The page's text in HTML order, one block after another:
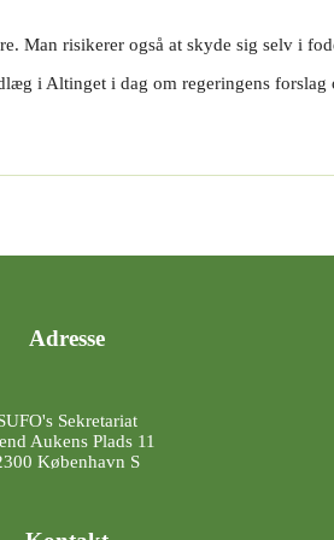
Man risikerer også at skyde sig selv i
i Altinget i dag om regeringens
Adresse
Sekretariat
Aukens Plads 11
København S